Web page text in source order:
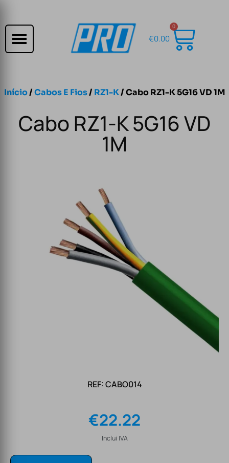
€0.00
0
Início/Cabos E Fios/ RZ1-K/ Cabo RZ1-K 5G16 VD 1M
Cabo RZ1-K 5G16 VD
1M
REF: CABO014
€22.22
Inclui IVA